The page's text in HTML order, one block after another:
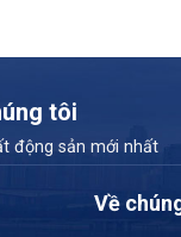
tôi
động sản mới nhất
Về